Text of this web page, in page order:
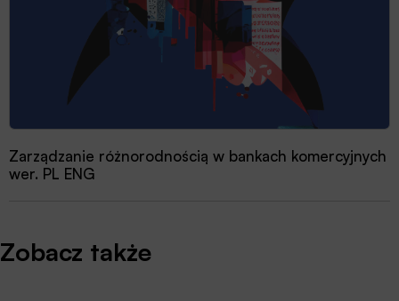
Zarządzanie różnorodnością w bankach komercyjnych
wer. PL ENG
Zobacz także